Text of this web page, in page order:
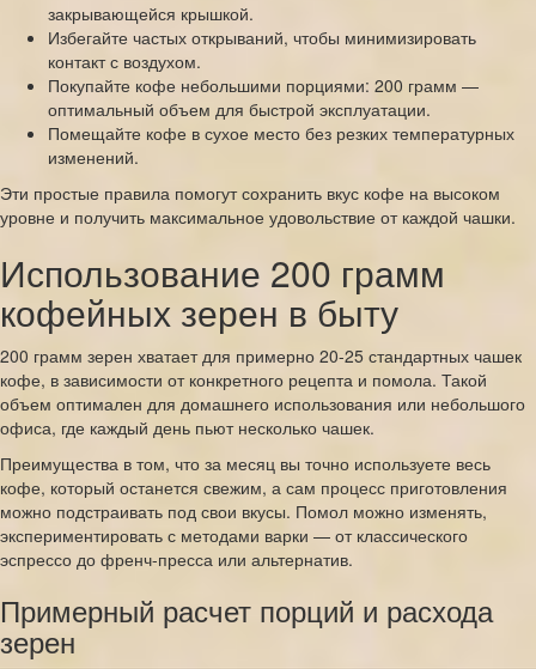
закрывающейся крышкой.
Избегайте частых открываний, чтобы минимизировать
контакт с воздухом.
Покупайте кофе небольшими порциями: 200 грамм —
оптимальный объем для быстрой эксплуатации.
Помещайте кофе в сухое место без резких температурных
изменений.
Эти простые правила помогут сохранить вкус кофе на высоком
уровне и получить максимальное удовольствие от каждой чашки.
Использование 200 грамм
кофейных зерен в быту
200 грамм зерен хватает для примерно 20-25 стандартных чашек
кофе, в зависимости от конкретного рецепта и помола. Такой
объем оптимален для домашнего использования или небольшого
офиса, где каждый день пьют несколько чашек.
Преимущества в том, что за месяц вы точно используете весь
кофе, который останется свежим, а сам процесс приготовления
можно подстраивать под свои вкусы. Помол можно изменять,
экспериментировать с методами варки — от классического
эспрессо до френч-пресса или альтернатив.
Примерный расчет порций и расхода
зерен